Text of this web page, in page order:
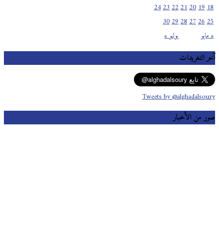
« مايو يوليو »
18
19
20
21
22
23
24
25
26
27
28
29
30
آخر التغريدات
Tweets by @alghadalsoury
صور من الأخبار